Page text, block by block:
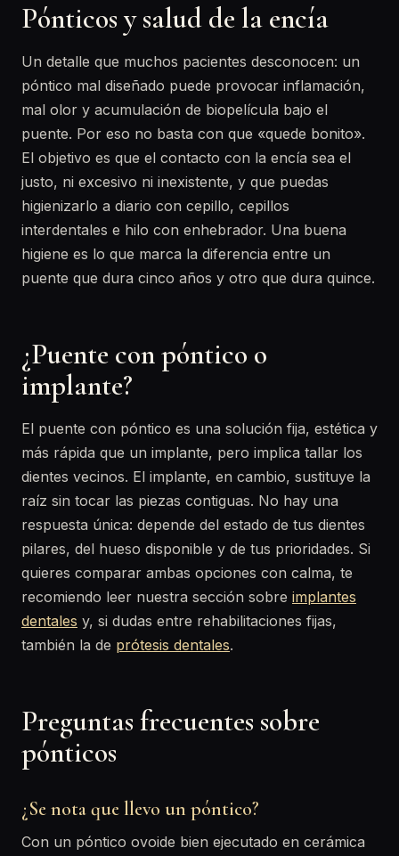
Pónticos y salud de la encía
Un detalle que muchos pacientes desconocen: un
póntico mal diseñado puede provocar inflamación,
mal olor y acumulación de biopelícula bajo el
puente. Por eso no basta con que «quede bonito».
El objetivo es que el contacto con la encía sea el
justo, ni excesivo ni inexistente, y que puedas
higienizarlo a diario con cepillo, cepillos
interdentales e hilo con enhebrador. Una buena
higiene es lo que marca la diferencia entre un
puente que dura cinco años y otro que dura quince.
¿Puente con póntico o
implante?
El puente con póntico es una solución fija, estética y
más rápida que un implante, pero implica tallar los
dientes vecinos. El implante, en cambio, sustituye la
raíz sin tocar las piezas contiguas. No hay una
respuesta única: depende del estado de tus dientes
pilares, del hueso disponible y de tus prioridades. Si
quieres comparar ambas opciones con calma, te
recomiendo leer nuestra sección sobre implantes
dentales y, si dudas entre rehabilitaciones fijas,
también la de prótesis dentales.
Preguntas frecuentes sobre
pónticos
¿Se nota que llevo un póntico?
Con un póntico ovoide bien ejecutado en cerámica